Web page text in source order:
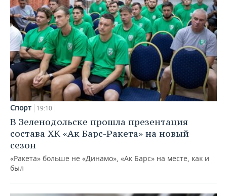
Спорт 19:10
В Зеленодольске прошла презентация
состава ХК «Ак Барс-Ракета» на новый
сезон
«Ракета» больше не «Динамо», «Ак Барс» на месте, как и
был